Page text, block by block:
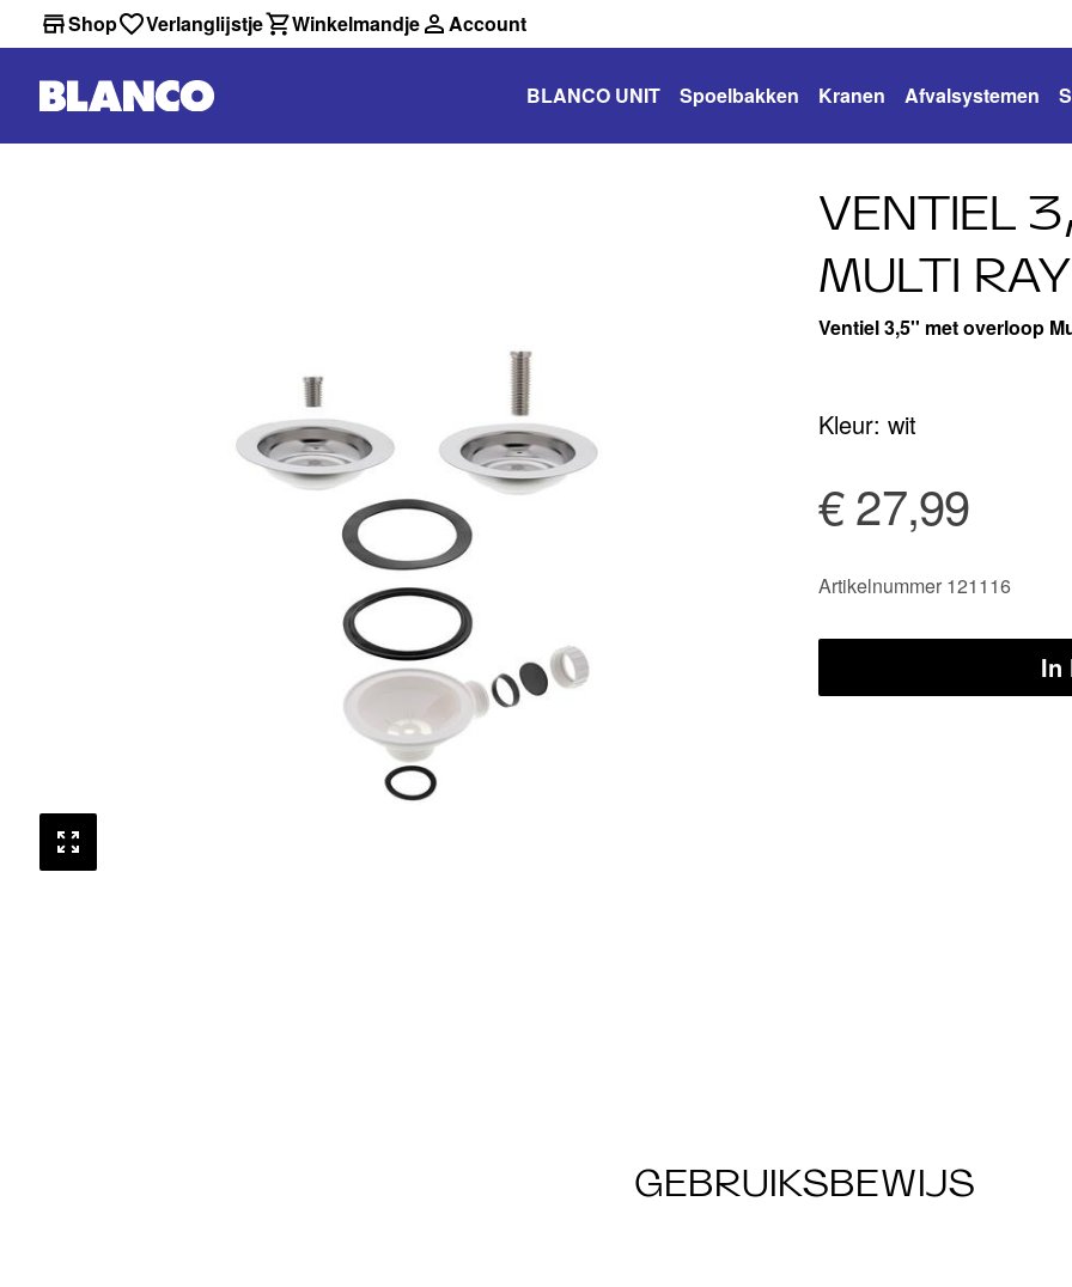
Shop Verlanglijstje Winkelmandje Account
BLANCO UNIT Spoelbakken Kranen Afvalsystemen
VENTIEL
MULTI
Ventiel 3,5'' met overloop
Kleur: wit
€ 27,99
Artikelnummer 121116
In
GEBRUIKSBEWIJS